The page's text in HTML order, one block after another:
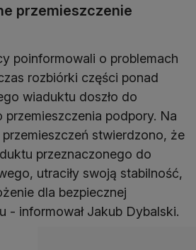
przemieszczenie
poinformowali o problemach
rozbiórki części ponad
wiaduktu doszło do
podpory. Na
stwierdzono, że
przeznaczonego do
utraciły swoją stabilność,
dla bezpiecznej
- informował Jakub Dybalski.